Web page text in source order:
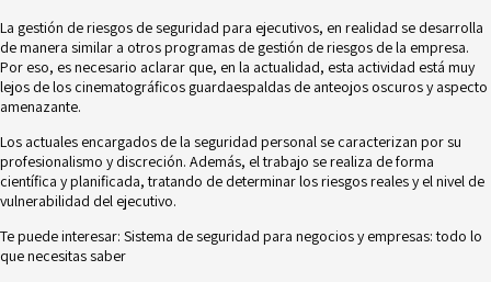
La gestión deriesgos de seguridad para ejecutivos, en realidad se desarrolla
de manera similar a otros programas de gestión de riesgos de la empresa.
Por eso, es necesario aclarar que, en la actualidad, esta actividad está muy
lejos de los cinematográficos guardaespaldas de anteojos oscuros y aspecto
amenazante.
Los actuales encargados de la seguridad personal se caracterizan por su
profesionalismo y discreción. Además, el trabajo se realiza de forma
científica y planificada, tratando de determinar los riesgos reales y el nivel de
vulnerabilidad del ejecutivo.
Te puede interesar: Sistema de seguridad para negocios y empresas: todo lo
que necesitas saber